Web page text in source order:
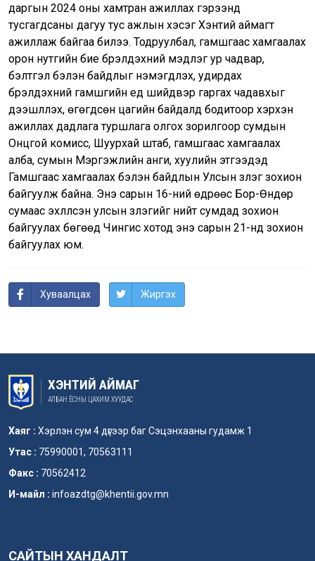
даргын 2024 оны хамтран ажиллах гэрээнд
тусгагдсаны дагуу тус ажлын хэсэг Хэнтий аймагт
ажиллаж байгаа билээ. Тодруулбал, гамшгаас хамгаалах
орон нутгийн бие бүрэлдэхүүний мэдлэг ур чадвар,
бэлтгэл бэлэн байдлыг нэмэгдүүлэх, удирдах
бүрэлдэхүүний гамшгийн үед шийдвэр гаргах чадавхыг
дээшлүүлэх, өгөгдсөн цагийн байдалд бодитоор хэрхэн
ажиллах дадлага туршлага олгох зорилгоор сумдын
Онцгой комисс, Шуурхай штаб, гамшгаас хамгаалах
алба, сумын Мэргэжлийн анги, хуулийн этгээдэд
Гамшгаас хамгаалах бэлэн байдлын Улсын үзлэг зохион
байгуулж байна. Энэ сарын 16-ний өдрөөс Бор-Өндөр
сумаас эхлүүлсэн улсын үзлэгийг нийт сумдад зохион
байгуулах бөгөөд Чингис хотод энэ сарын 21-нд зохион
байгуулах юм.
Хуваалцах Жиргэх
ХЭНТИЙ АЙМАГ
АЛБАН ЁСНЫ ЦАХИМ ХУУДАС
Хаяг : Хэрлэн сум 4 дүгээр баг Сэцэнхааны гудамж 1
Утас : 75990001, 70563111
Факс : 70562412
И-майл : infoazdtg@khentii.gov.mn
САЙТЫН ХАНДАЛТ